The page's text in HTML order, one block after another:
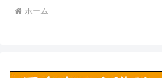
ホーム